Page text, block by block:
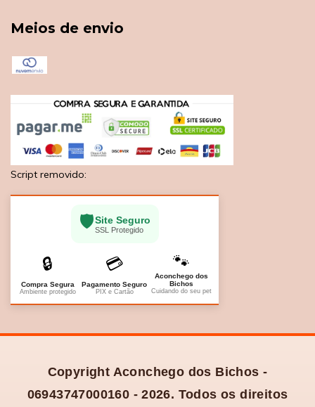
Meios de envio
Script removido:
🛡️Site Seguro
SSL Protegido
🔒
Compra Segura
Ambiente protegido
💳
Pagamento Seguro
PIX e Cartão
🐾
Aconchego dos
Bichos
Cuidando do seu pet
Copyright Aconchego dos Bichos -
06943747000160 - 2026. Todos os direitos